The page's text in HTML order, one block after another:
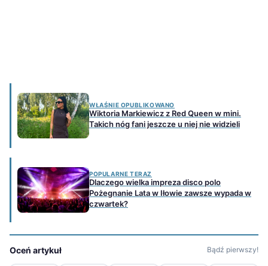
WŁAŚNIE OPUBLIKOWANO
Wiktoria Markiewicz z Red Queen w mini.
Takich nóg fani jeszcze u niej nie widzieli
POPULARNE TERAZ
Dlaczego wielka impreza disco polo
Pożegnanie Lata w Iłowie zawsze wypada w
czwartek?
Oceń artykuł Bądź pierwszy!